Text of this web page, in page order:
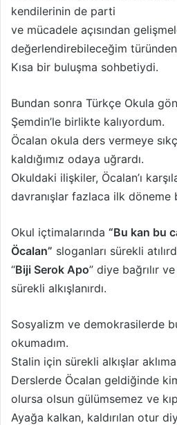
kendilerinin de parti
ve mücadele açısından
değerlendirebileceğim
Kısa bir buluşma sohbetiydi.
Bundan sonra Türkçe Okula
Şemdin’le birlikte kalıyordum.
Öcalan okula ders vermeye
kaldığımız odaya uğrardı.
Okuldaki ilişkiler, Öcalan’ı
davranışlar fazlaca ilk döneme
Okul içtimalarında “Bu kan bu
Öcalan” sloganları sürekli
“Biji Serok Apo” diye bağrılır
sürekli alkışlanırdı.
Sosyalizm ve demokrasilerde
okumadım.
Stalin için sürekli alkışlar
Derslerde Öcalan geldiğinde
olursa olsun gülümsemez ve
Ayağa kalkan, kaldırılan otur